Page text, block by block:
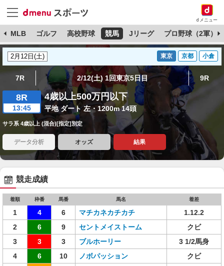
dメニュー
MLB ゴルフ 高校野球 競馬 Jリーグ プロ野球（2軍）
東京 京都 小倉
7R 2/12(土) 1回東京5日目 9R
8R
13:45
4歳以上500万円以下
平地 ダート 左・1200m 14頭
サラ系 4歳以上 (混合)[指定]別定
データ分析 オッズ 結果
競走成績
着順 枠番 馬番 馬名 着差
1 4 6 マチカネカチカチ
1.12.2
2
6 9 セントメイストーム
クビ
3
3 3 ブルホーリー
3 1/2馬身
4
6 10 ノボパッション
クビ